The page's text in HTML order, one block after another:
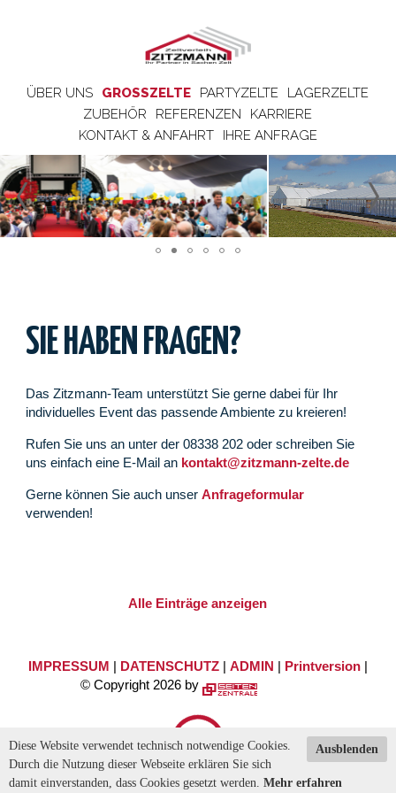
ÜBER UNS GROSSZELTE PARTYZELTE
LAGERZELTE
ZUBEHÖR
REFERENZEN
KARRIERE
KONTAKT & ANFAHRT
IHRE ANFRAGE
SIE HABEN FRAGEN?
Das Zitzmann-Team unterstützt Sie gerne dabei für Ihr
individuelles Event das passende Ambiente zu kreieren!
Rufen Sie uns an unter der 08338 202 oder schreiben Sie
uns einfach eine E-Mail an kontakt@zitzmann-zelte.de
Gerne können Sie auch unserAnfrageformular
verwenden!
Alle Einträge anzeigen
IMPRESSUM | DATENSCHUTZ| ADMIN | Printversion|
© Copyright 2026 by
Ausblenden
Diese Website verwendet technisch notwendige Cookies.
Durch die Nutzung dieser Webseite erklären Sie sich
damit einverstanden, dass Cookies gesetzt werden. Mehr erfahren